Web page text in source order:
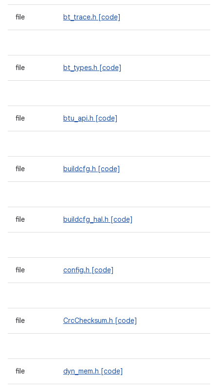
file bt_trace.h [code]
file bt_types.h [code]
file btu_api.h [code]
file buildcfg.h [code]
file buildcfg_hal.h [code]
file config.h [code]
file CrcChecksum.h [code]
file dyn_mem.h [code]